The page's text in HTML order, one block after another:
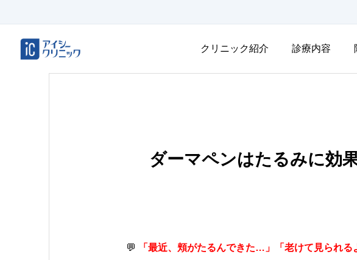
クリニック紹介 診療内容
ダーマペンはたるみに効
💬 「最近、頬がたるんできた…」「老けて見られる